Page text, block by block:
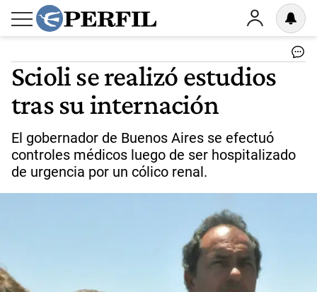
Scioli se realizó estudios
tras su internación
El gobernador de Buenos Aires se efectuó
controles médicos luego de ser hospitalizado
de urgencia por un cólico renal.